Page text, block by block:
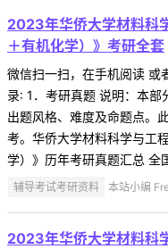
2023年华侨大学材料科
＋有机化学）》考研全套
微信扫一扫，在手机阅读 或
录: 1．考研真题 说明：本
出题风格、难度及命题点。
考。华侨大学材料科学与工
学）》历年考研真题汇总 全
辅导考试考研资料 本站小编
2023年华侨大学材料科